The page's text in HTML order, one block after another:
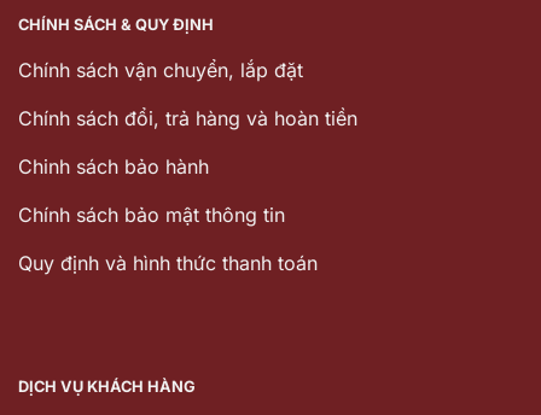
CHÍNH SÁCH & QUY ĐỊNH
Chính sách vận chuyển, lắp đặt
Chính sách đổi, trả hàng và hoàn tiền
Chinh sách bảo hành
Chính sách bảo mật thông tin
Quy định và hình thức thanh toán
DỊCH VỤ KHÁCH HÀNG